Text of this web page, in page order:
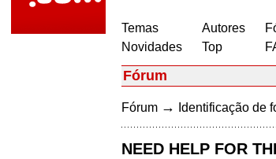
Temas
Novidades
Autores
Top
Fórum
Fórum → Identificação de
NEED HELP FOR